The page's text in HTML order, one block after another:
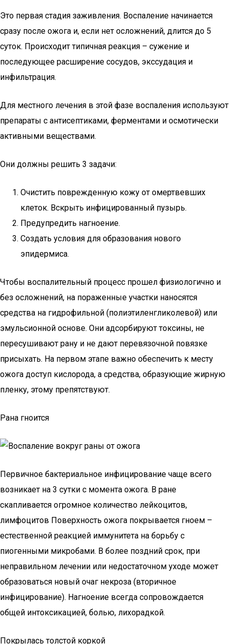
Это первая стадия заживления. Воспаление начинается
сразу после ожога и, если нет осложнений, длится до 5
суток. Происходит типичная реакция – сужение и
последующее расширение сосудов, экссудация и
инфильтрация.
Для местного лечения в этой фазе воспаления используют
препараты с антисептиками, ферментами и осмотически
активными веществами.
Они должны решить 3 задачи:
Очистить поврежденную кожу от омертвевших
клеток. Вскрыть инфицированный пузырь.
Предупредить нагноение.
Создать условия для образования нового
эпидермиса.
Чтобы воспалительный процесс прошел физиологично и
без осложнений, на пораженные участки наносятся
средства на гидрофильной (полиэтиленгликолевой) или
эмульсионной основе. Они адсорбируют токсины, не
пересушивают рану и не дают перевязочной повязке
присыхать. На первом этапе важно обеспечить к месту
ожога доступ кислорода, а средства, образующие жирную
пленку, этому препятствуют.
Рана гноится
Первичное бактериальное инфицирование чаще всего
возникает на 3 сутки с момента ожога. В ране
скапливается огромное количество лейкоцитов,
лимфоцитов Поверхность ожога покрывается гноем –
естественной реакцией иммунитета на борьбу с
пиогенными микробами. В более поздний срок, при
неправильном лечении или недостаточном уходе может
образоваться новый очаг некроза (вторичное
инфицирование). Нагноение всегда сопровождается
общей интоксикацией, болью, лихорадкой.
Покрылась толстой коркой